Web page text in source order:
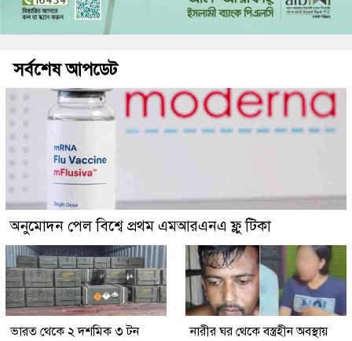
সর্বশেষ আপডেট
অনুমোদন পেল বিশ্বে প্রথম এমআরএনএ ফ্লু টিকা
ভারত থেকে ২ দশমিক ৩ টন
নারীর ঘর থেকে বস্ত্রহীন অবস্থায়